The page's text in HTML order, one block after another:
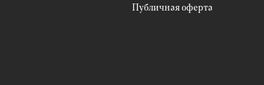
Публичная оферта